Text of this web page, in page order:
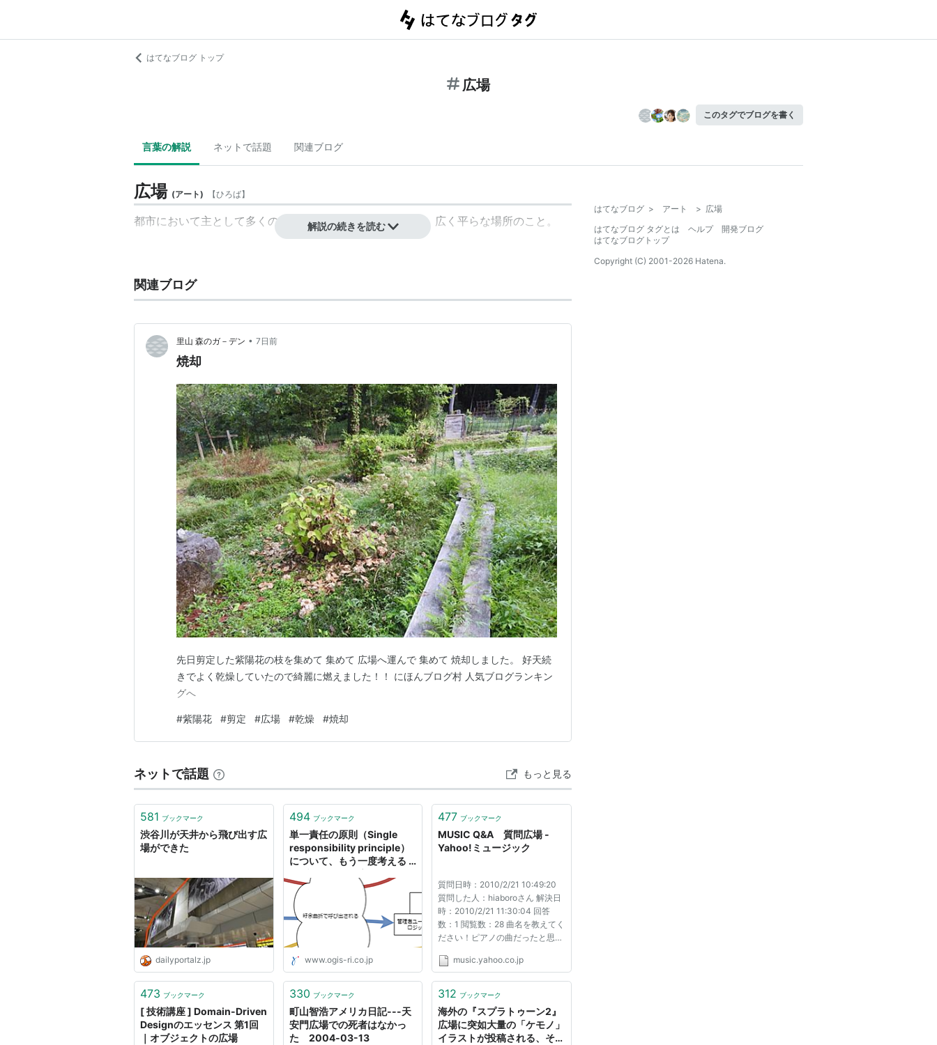
はてなブログ トップ
広場
このタグでブログを書く
言葉の解説 ネットで話題 関連ブログ
広場 (アート) 【ひろば】
都市において主として多くの人が集まるために設けられた、広く平らな場所のこと。
解説の続きを読む
関連ブログ
里山 森のガ－デン • 7日前
焼却
先日剪定した紫陽花の枝を集めて 集めて 広場へ運んで 集めて 焼却しました。 好天続
きでよく乾燥していたので綺麗に燃えました！！ にほんブログ村 人気ブログランキン
グへ
#紫陽花 #剪定 #広場 #乾燥 #焼却
ネットで話題 もっと見る
581 ブックマーク
渋谷川が天井から飛び出す広
場ができた
dailyportalz.jp
494 ブックマーク
単一責任の原則（Single
responsibility principle）
について、もう一度考える |
www.ogis-ri.co.jp
477 ブックマーク
MUSIC Q&A 質問広場 -
Yahoo!ミュージック
質問日時：2010/2/21 10:49:20
質問した人：hiaboroさん 解決日
時：2010/2/21 11:30:04 回答
数：1 閲覧数：28 曲名を教えてく
ださい！ピアノの曲だったと思い
ららん ちゃららららんららんら
ゃららららんららんらんらん ら
んらんらんららんらんらんららん
...
music.yahoo.co.jp
473 ブックマーク
[ 技術講座 ] Domain-Driven
Designのエッセンス 第1回
｜オブジェクトの広場
330 ブックマーク
町山智浩アメリカ日記---天
安門広場での死者はなかっ
た 2004‐03-13
312 ブックマーク
海外の『スプラトゥーン2』
広場に突如大量の「ケモノ」
イラストが投稿される、その
はてなブログ > アート > 広場
はてなブログ タグとは
ヘルプ
開発ブログ
はてなブログトップ
Copyright (C) 2001-2026 Hatena.